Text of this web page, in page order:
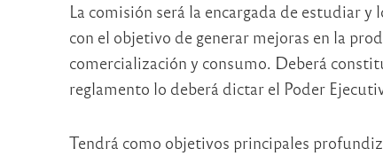
La comisión será la encargada de estudiar
con el objetivo de generar mejoras en la
comercialización y consumo. Deberá
reglamento lo deberá dictar el Poder
Tendrá como objetivos principales